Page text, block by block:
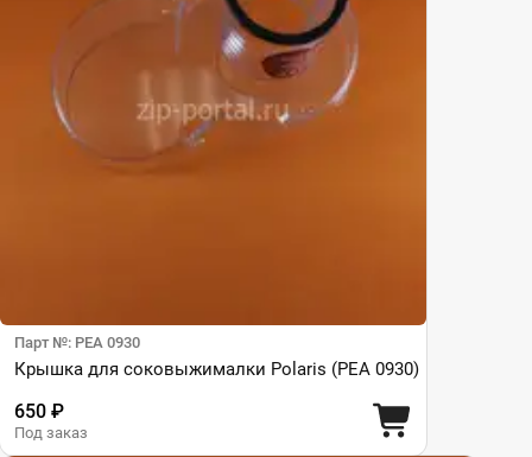
Парт №: PEA 0930
Крышка для соковыжималки Polaris (PEA 0930)
650 ₽
Под заказ